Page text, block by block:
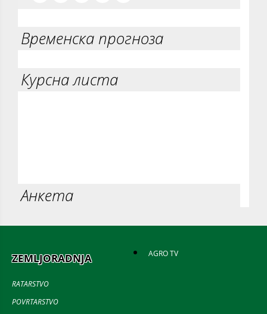
Временска прогноза
Курсна листа
Анкета
ZEMLJORADNJA
RATARSTVO
POVRTARSTVO
AGRO TV